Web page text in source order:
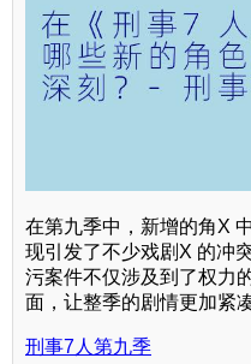
在第九季中，新增的角X
现引发了不少戏剧X 的冲
污案件不仅涉及到了权力
面，让整季的剧情更加紧
刑事7人第九季